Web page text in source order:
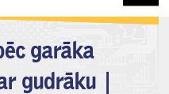
garāka
gudrāku |